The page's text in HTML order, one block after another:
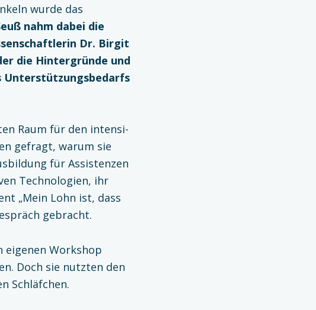
wurde das
nahm dabei die
Dr. Birgit
die Hintergründe und
Unterstützungsbedarfs
Raum für den intensi­
gefragt, warum sie
für Assistenzen
Technologien, ihr
„Mein Lohn ist, dass
gebracht.
eigenen Workshop
Doch sie nutzten den
Schläfchen.